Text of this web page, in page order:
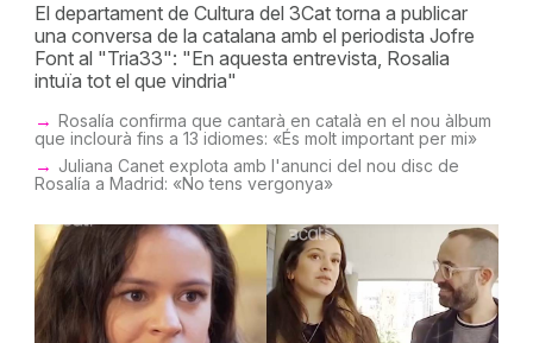
El departament de Cultura del 3Cat torna a publicar
una conversa de la catalana amb el periodista Jofre
Font al "Tria33": "En aquesta entrevista, Rosalia
intuïa tot el que vindria"
Rosalía confirma que cantarà en català en el nou àlbum
que inclourà fins a 13 idiomes: «És molt important per mi»
Juliana Canet explota amb l'anunci del nou disc de
Rosalía a Madrid: «No tens vergonya»